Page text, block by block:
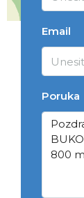
Email
Poruka